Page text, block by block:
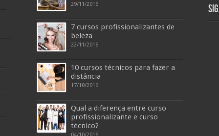
29/11/2016
7 cursos profissionalizantes de
beleza
22/11/2016
10 cursos técnicos para fazer a
distância
17/10/2016
Qual a diferença entre curso
profissionalizante e curso
técnico?